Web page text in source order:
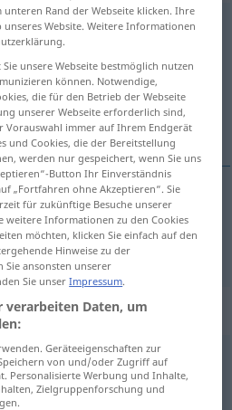
;keinpl>
anklicken/antippen)
GEOG
für "Deutschland"
research
Rand der Webseite klicken. Ihre
Website. Weitere Informationen
unsere Webseite bestmöglich nutzen
können. Notwendige,
die für den Betrieb der Webseite
unserer Webseite erforderlich sind,
Vorauswahl immer auf Ihrem Endgerät
und Cookies, die der Bereitstellung
werden nur gespeichert, wenn Sie uns
Button Ihr Einverständnis
„Fortfahren ohne Akzeptieren“. Sie
für zukünftige Besuche unserer
weitere Informationen zu den Cookies
möchten, klicken Sie einfach auf den
Hinweise zu der
ansonsten unserer
Sie unserImpressum.
verarbeiten Daten, um
Geräteeigenschaften zur
von und/oder Zugriff auf
Personalisierte Werbung und Inhalte,
Zielgruppenforschung und